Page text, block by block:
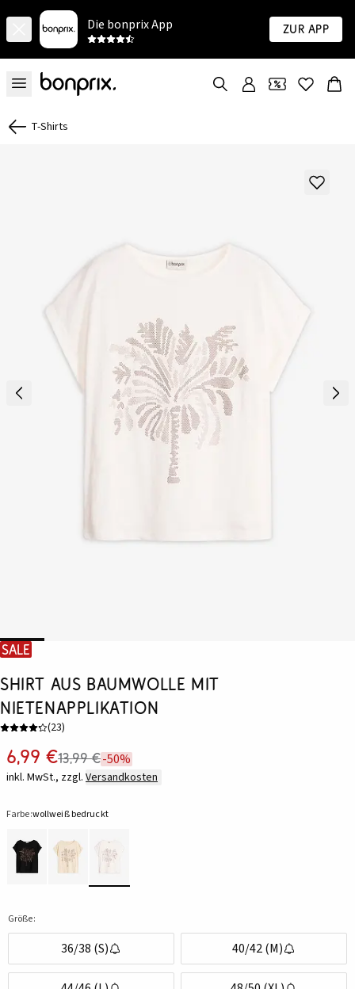
Die bonprix App Zur App
T-Shirts
SALE
Shirt aus Baumwolle mit
Nietenapplikation
(23)
6,99 €13,99 €-50%
inkl. MwSt., zzgl. Versandkosten
Farbe:wollweiß bedruckt
Größe:
36/38 (S) 40/42 (M)